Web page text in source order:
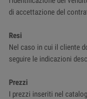
di accettazione del
Resi
Nel caso in cui il cliente
seguire le indicazioni
Prezzi
I prezzi inseriti nel